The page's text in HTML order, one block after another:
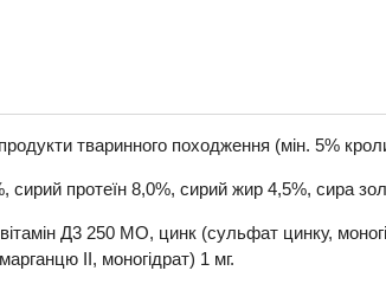
тваринного походження (мін. 5%
сирий протеїн 8,0%, сирий жир 4,5%, сира
Д3 250 МО, цинк (сульфат цинку,
II, моногідрат) 1 мг.